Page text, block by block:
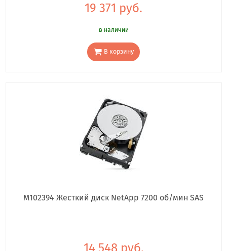
19 371 руб.
в наличии
В корзину
M102394 Жесткий диск NetApp 7200 об/мин SAS
14 548 руб.